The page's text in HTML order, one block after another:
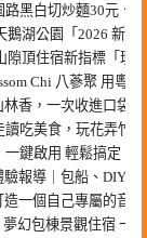
路黑白切炒麵30元
鵝湖公園「2026 新營
隙頂住宿新指標「璦
Chi 八蔘聚 用粵
香，一次收進口袋
吃美食，玩花弄竹
一鍵啟用 輕鬆搞定
報導｜包船、DIY
造一個自己專屬的音
幻包棟景觀住宿 一